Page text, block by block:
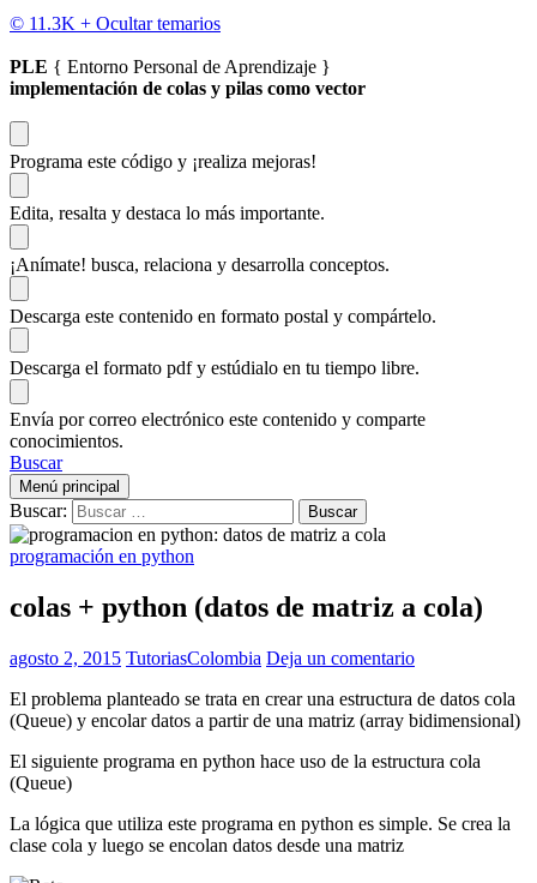
© 11.3K + Ocultar temarios
PLE { Entorno Personal de Aprendizaje }
implementación de colas y pilas como vector
Programa este código y ¡realiza mejoras!
Edita, resalta y destaca lo más importante.
¡Anímate! busca, relaciona y desarrolla conceptos.
Descarga este contenido en formato postal y compártelo.
Descarga el formato pdf y estúdialo en tu tiempo libre.
Envía por correo electrónico este contenido y comparte
conocimientos.
Buscar
Menú principal
Buscar:
programación en python
colas + python (datos de matriz a cola)
agosto 2, 2015 TutoriasColombia Deja un comentario
El problema planteado se trata en crear una estructura de datos cola
(Queue) y encolar datos a partir de una matriz (array bidimensional)
El siguiente programa en python hace uso de la estructura cola
(Queue)
La lógica que utiliza este programa en python es simple. Se crea la
clase cola y luego se encolan datos desde una matriz